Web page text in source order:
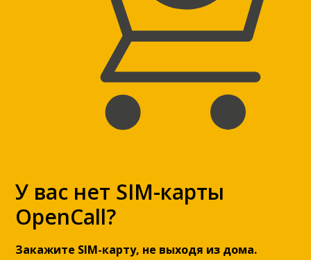
У вас нет SIM-карты
OpenCall?
Закажите SIM-карту, не выходя из дома.